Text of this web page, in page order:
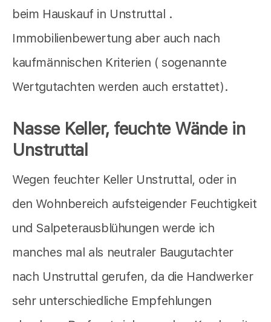
beim Hauskauf in Unstruttal .
Immobilienbewertung aber auch nach
kaufmännischen Kriterien ( sogenannte
Wertgutachten werden auch erstattet).
Nasse Keller, feuchte Wände in
Unstruttal
Wegen feuchter Keller Unstruttal, oder in
den Wohnbereich aufsteigender Feuchtigkeit
und Salpeterausblühungen werde ich
manches mal als neutraler Baugutachter
nach Unstruttal gerufen, da die Handwerker
sehr unterschiedliche Empfehlungen